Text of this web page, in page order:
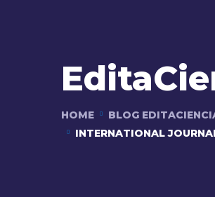
HOME BLOG
INTERNATIONAL